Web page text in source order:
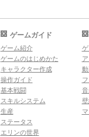
ゲームガイド
ゲーム紹介
ゲームのはじめかた
キャラクター作成
操作ガイド
基本戦闘
スキルシステム
生産
ステータス
エリンの世界